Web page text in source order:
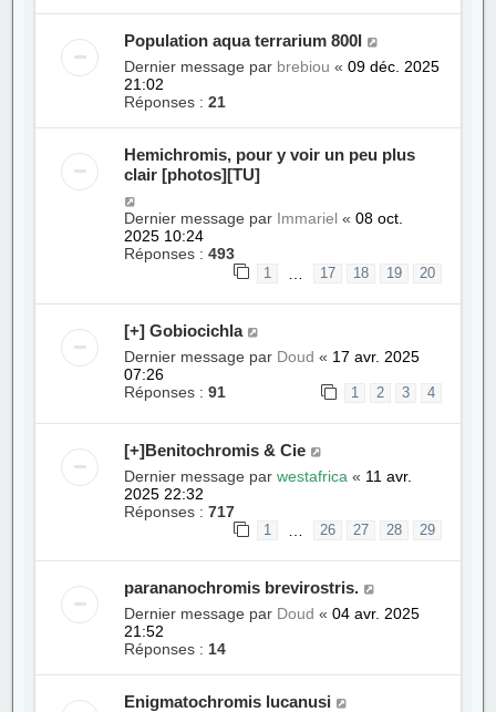
Population aqua terrarium 800l
Dernier message par brebiou «09 déc. 2025
21:02
Réponses :21
Hemichromis, pour y voir un peu plus
clair [photos][TU]
Dernier message par Immariel «08 oct.
2025 10:24
Réponses :493
1 17 18 19 20
[+] Gobiocichla
Dernier message par Doud « 17 avr. 2025
07:26
Réponses :91 1 2 3 4
[+]Benitochromis & Cie
Dernier message parwestafrica « 11 avr.
2025 22:32
Réponses :717
1 26 27 28 29
parananochromis brevirostris.
Dernier message par Doud «04 avr. 2025
21:52
Réponses : 14
Enigmatochromis lucanusi